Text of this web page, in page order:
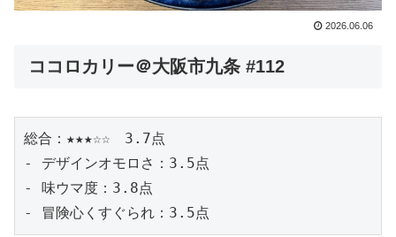
2026.06.06
ココロカリー＠大阪市九条 #112
総合：★★★☆☆　3.7点
- デザインオモロさ：3.5点
- 味ウマ度：3.8点
- 冒険心くすぐられ：3.5点